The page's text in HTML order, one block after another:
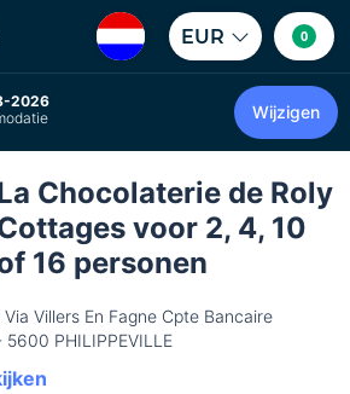
EUR 0
2026
Wijzigen
Chocolaterie de Roly
voor 2, 4, 10
16 personen
Villers En Fagne Cpte Bancaire
PHILIPPEVILLE